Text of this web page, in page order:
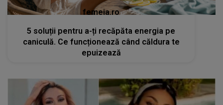
femeia.ro
5 soluții pentru a-ți recăpăta energia pe
caniculă. Ce funcționează când căldura te
epuizează